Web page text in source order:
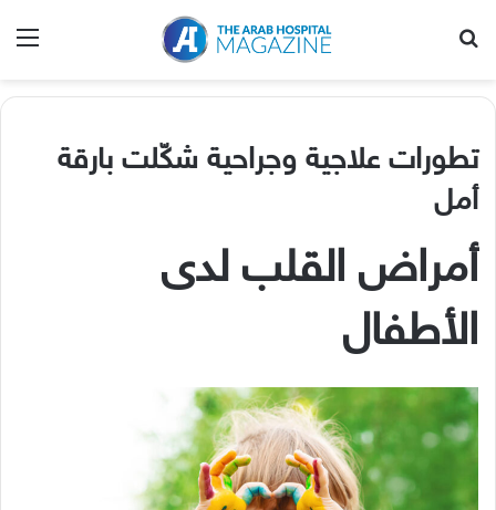
تطورات علاجية وجراحية شكّلت بارقة
أمل
أمراض القلب لدى
الأطفال